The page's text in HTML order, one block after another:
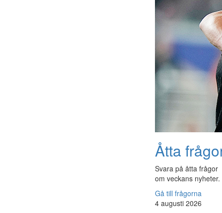
Åtta
Svara på åtta frågor
om veckans nyheter.
Gå till frågorna
4 augusti 2026